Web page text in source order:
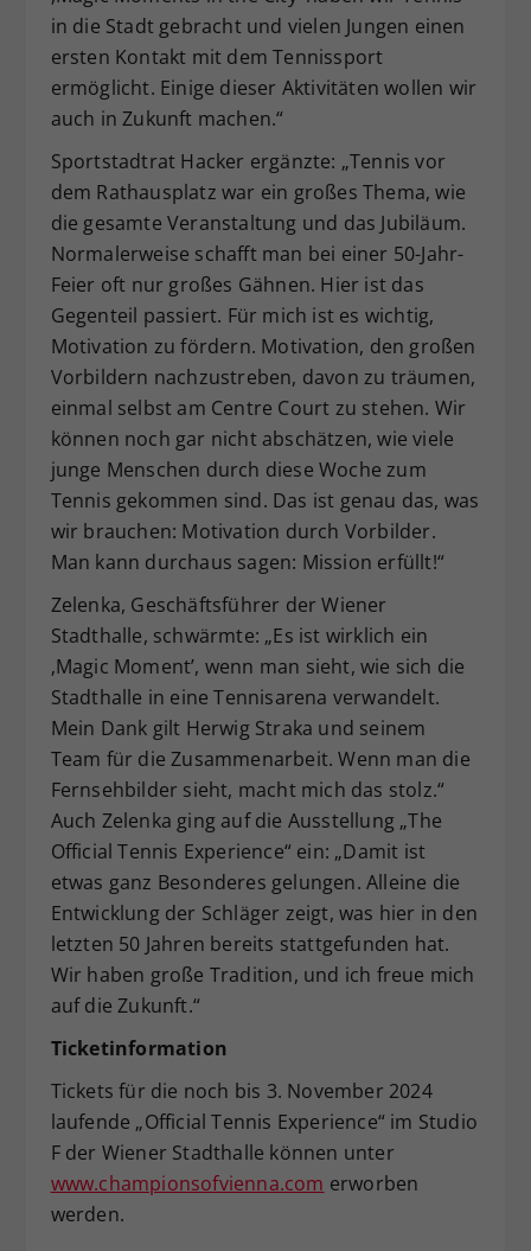
in die Stadt gebracht und vielen Jungen einen
ersten Kontakt mit dem Tennissport
ermöglicht. Einige dieser Aktivitäten wollen wir
auch in Zukunft machen.“
Sportstadtrat Hacker ergänzte: „Tennis vor
dem Rathausplatz war ein großes Thema, wie
die gesamte Veranstaltung und das Jubiläum.
Normalerweise schafft man bei einer 50-Jahr-
Feier oft nur großes Gähnen. Hier ist das
Gegenteil passiert. Für mich ist es wichtig,
Motivation zu fördern. Motivation, den großen
Vorbildern nachzustreben, davon zu träumen,
einmal selbst am Centre Court zu stehen. Wir
können noch gar nicht abschätzen, wie viele
junge Menschen durch diese Woche zum
Tennis gekommen sind. Das ist genau das, was
wir brauchen: Motivation durch Vorbilder.
Man kann durchaus sagen: Mission erfüllt!“
Zelenka, Geschäftsführer der Wiener
Stadthalle, schwärmte: „Es ist wirklich ein
‚Magic Moment’, wenn man sieht, wie sich die
Stadthalle in eine Tennisarena verwandelt.
Mein Dank gilt Herwig Straka und seinem
Team für die Zusammenarbeit. Wenn man die
Fernsehbilder sieht, macht mich das stolz.“
Auch Zelenka ging auf die Ausstellung „The
Official Tennis Experience“ ein: „Damit ist
etwas ganz Besonderes gelungen. Alleine die
Entwicklung der Schläger zeigt, was hier in den
letzten 50 Jahren bereits stattgefunden hat.
Wir haben große Tradition, und ich freue mich
auf die Zukunft.“
Ticketinformation
Tickets für die noch bis 3. November 2024
laufende „Official Tennis Experience“ im Studio
F der Wiener Stadthalle können unter
www.championsofvienna.com erworben
werden.